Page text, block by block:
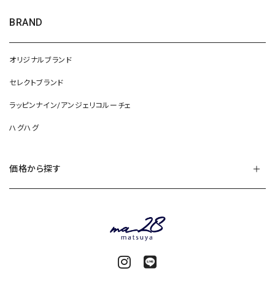
BRAND
オリジナルブランド
セレクトブランド
ラッピンナイン/アンジェリコルーチェ
ハグハグ
価格から探す